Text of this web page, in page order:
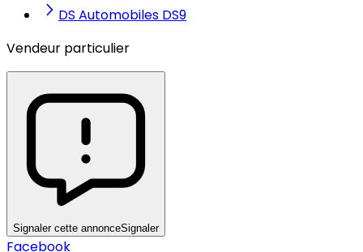
DS Automobiles DS9
Vendeur particulier
Signaler cette annonceSignaler
Facebook